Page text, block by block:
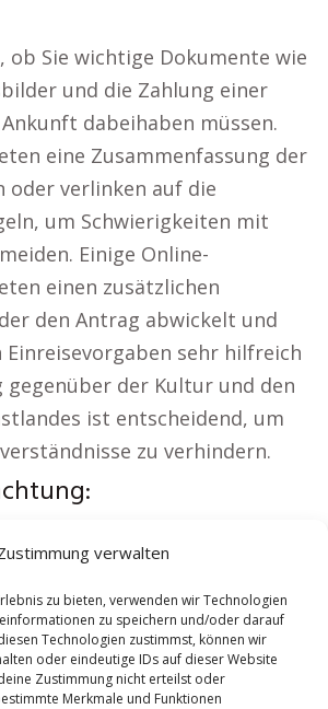
verwalten
zu bieten, verwenden wir Technologien
zu speichern und/oder darauf
Technologien zustimmst, können wir
oder eindeutige IDs auf dieser Website
Zustimmung nicht erteilst oder
Merkmale und Funktionen
ob Sie wichtige Dokumente wie
und die Zahlung einer
dabeihaben müssen.
eine Zusammenfassung der
oder verlinken auf die
um Schwierigkeiten mit
Einige Online-
einen zusätzlichen
den Antrag abwickelt und
Einreisevorgaben sehr hilfreich
gegenüber der Kultur und den
ist entscheidend, um
zu verhindern.
|Autovermietung Bückeburg
|Hauskauf
Bückeburg
]